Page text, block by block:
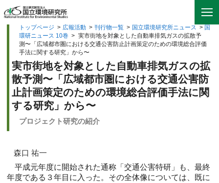
トップページ > 広報活動 > 刊行物一覧 > 国立環境研究所ニュース > 国
環研ニュース 10巻 > 実市街地を対象とした自動車排気ガスの拡散予
測〜「広域都市圏における交通公害防止計画策定のための環境総合評価
手法に関する研究」から〜
実市街地を対象とした自動車排気ガスの拡
散予測〜「広域都市圏における交通公害防
止計画策定のための環境総合評価手法に関
する研究」から〜
プロジェクト研究の紹介
森口 祐一
平成元年度に開始された通称「交通公害特研」も、最終
年度である３年目に入った。その全体像については、既に